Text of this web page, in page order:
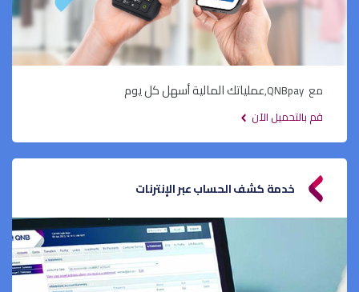
مع ,عملياتك المالية أسهل كل يوم
قم بالتحميل الآن
خدمة كشف الحساب عبر الإنترنات